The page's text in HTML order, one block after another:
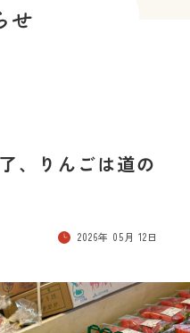
、りんごは道の
2026年 05月 12日